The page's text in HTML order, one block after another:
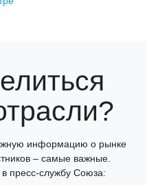
информацию о рынке
– самые важные.
пресс-службу Союза: